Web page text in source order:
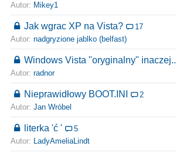
Autor: Mikey1
Jak wgrac XP na Vista?
17
Autor: nadgryzione jablko (belfast)
Windows Vista "oryginalny" inaczej..
Autor: radnor
Nieprawidłowy BOOT.INI
2
Autor: Jan Wróbel
literka 'ć '
5
Autor: LadyAmeliaLindt